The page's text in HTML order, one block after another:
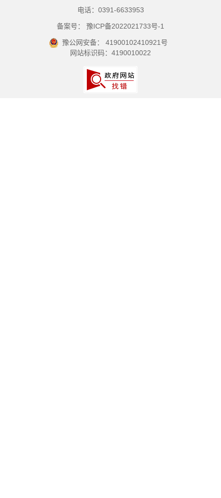
电话：0391-6633953
备案号： 豫ICP备2022021733号-1
豫公网安备： 41900102410921号
网站标识码：4190010022